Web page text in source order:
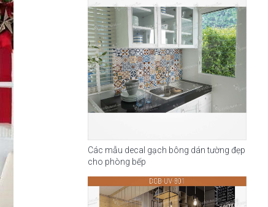
Các mẫu decal gạch bông dán tường đẹp
cho phòng bếp